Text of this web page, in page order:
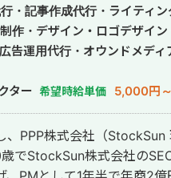
・記事作成代行・ライティ
作・デザイン・ロゴデザイン
告運用代行・オウンドメディ
ター 希望時給単価 5,000円
、PPP株式会社（